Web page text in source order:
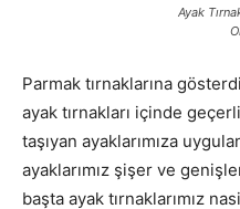
Ayak
Parmak tırnaklarına
ayak tırnakları içinde
taşıyan ayaklarımıza
ayaklarımız şişer ve
başta ayak tırnaklarımız